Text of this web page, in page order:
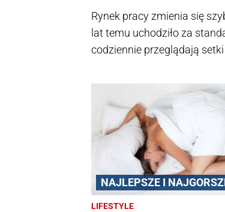
Rynek pracy zmienia się
lat temu uchodziło za
codziennie przeglądają
Warto sprawdzić, czy Twoje
wrażenie.
NAJLEPSZE I
SNU
LIFESTYLE